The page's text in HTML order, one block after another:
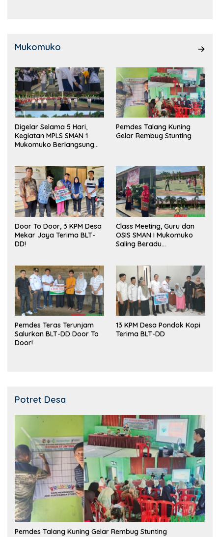
Mukomuko
Digelar Selama 5 Hari,
Kegiatan MPLS SMAN 1
Mukomuko Berlangsung
Pemdes Talang Kuning
Gelar Rembug Stunting
Door To Door, 3 KPM Desa
Mekar Jaya Terima BLT-
DD!
Class Meeting, Guru dan
OSIS SMAN I Mukomuko
Saling Beradu
Pemdes Teras Terunjam
Salurkan BLT-DD Door To
Door!
13 KPM Desa Pondok Kopi
Terima BLT-DD
Potret Desa
Pemdes Talang Kuning Gelar Rembug Stunting